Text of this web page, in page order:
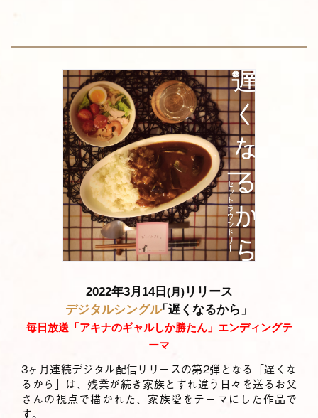
2022年3月14日 (月)リリース
デジタルシングル「遅くなるから」
毎日放送「アキナのギャルしか勝たん」エンディングテ
ーマ
3ヶ月連続デジタル配信リリースの第2弾となる「遅くな
るから」は、残業が続き家族とすれ違う日々を送るお父
さんの視点で描かれた、家族愛をテーマにした作品で
す。